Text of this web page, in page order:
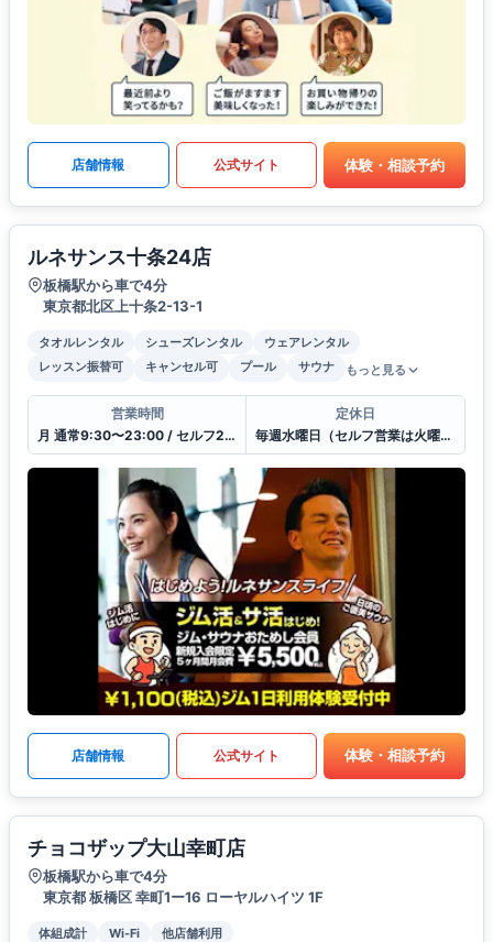
店舗情報 公式サイト 体験・相談予約
ルネサンス十条24店
板橋駅から車で4分
東京都北区上十条2-13-1
タオルレンタル シューズレンタル
ウェアレンタル
レッスン振替可
キャンセル可 プール サウナ もっと見る
営業時間
月 通常9:30〜23:00 / セルフ23:00〜9:30 / 受付10:30〜21:00
定休日
毎週水曜日（セルフ営業は火曜23:00~木曜9:30まで休館）
店舗情報 公式サイト 体験・相談予約
チョコザップ大山幸町店
板橋駅から車で4分
東京都 板橋区 幸町1ー16 ローヤルハイツ 1F
体組成計 Wi-Fi 他店舗利用